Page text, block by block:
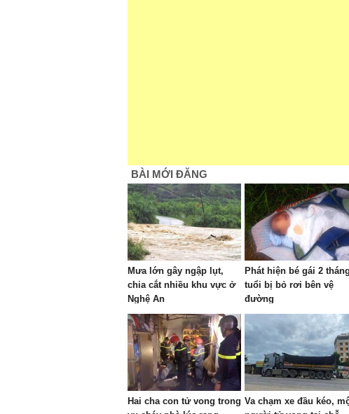
BÀI MỚI ĐĂNG
Mưa lớn gây ngập lụt,
chia cắt nhiều khu vực ở
Nghệ An
Phát hiện bé gái 2 tháng
tuổi bị bỏ rơi bên vệ
đường
Hai cha con tử vong trong Va chạm xe đầu kéo,